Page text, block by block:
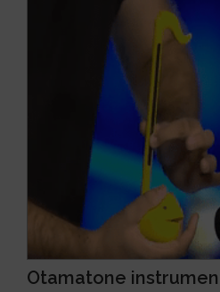
Otamatone